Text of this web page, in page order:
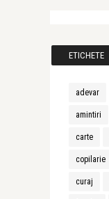
ETICHETE
adevar
amintiri
carte
copilarie
curaj